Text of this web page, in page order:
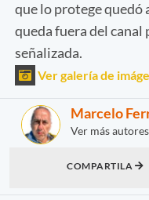
que lo protege quedó
queda fuera del canal
señalizada.
Ver galería de
Marcelo
Ver más autores
COMPARTILA